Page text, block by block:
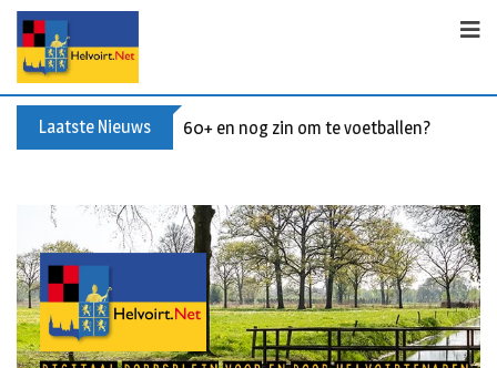
Laatste Nieuws 60+ en nog zin om te voetballen? Kom